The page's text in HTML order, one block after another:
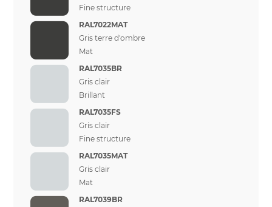
Fine structure
RAL7022MAT
Gris terre d'ombre
Mat
RAL7035BR
Gris clair
Brillant
RAL7035FS
Gris clair
Fine structure
RAL7035MAT
Gris clair
Mat
RAL7039BR